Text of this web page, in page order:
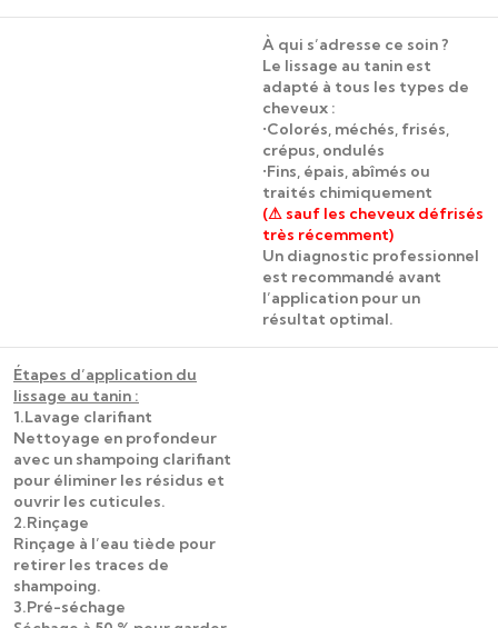
À qui s’adresse ce soin ?
Le lissage au tanin est
adapté à tous les types de
cheveux :
•Colorés, méchés, frisés,
crépus, ondulés
•Fins, épais, abîmés ou
traités chimiquement
(⚠ sauf les cheveux défrisés
très récemment)
Un diagnostic professionnel
est recommandé avant
l’application pour un
résultat optimal.
Étapes d’application du
lissage au tanin :
1.Lavage clarifiant
Nettoyage en profondeur
avec un shampoing clarifiant
pour éliminer les résidus et
ouvrir les cuticules.
2.Rinçage
Rinçage à l’eau tiède pour
retirer les traces de
shampoing.
3.Pré-séchage